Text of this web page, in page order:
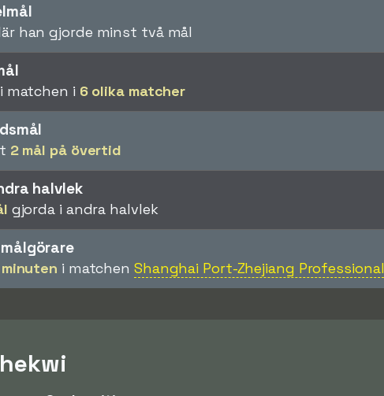
han gjorde minst två mål
matchen i 6 olika matcher
2 mål på övertid
halvlek
gjorda i andra halvlek
i matchen Shanghai Port-Zhejiang Professional